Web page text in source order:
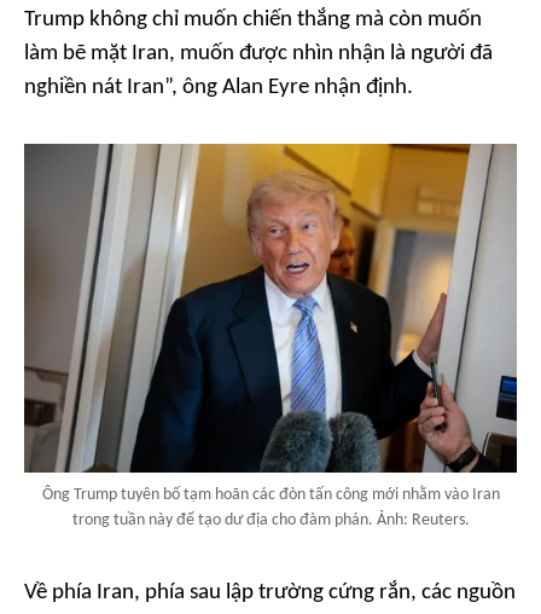
Trump không chỉ muốn chiến thắng mà còn muốn
làm bẽ mặt Iran, muốn được nhìn nhận là người đã
nghiền nát Iran”, ông Alan Eyre nhận định.
Ông Trump tuyên bố tạm hoãn các đòn tấn công mới nhằm vào Iran
trong tuần này để tạo dư địa cho đàm phán. Ảnh: Reuters.
Về phía Iran, phía sau lập trường cứng rắn, các nguồn